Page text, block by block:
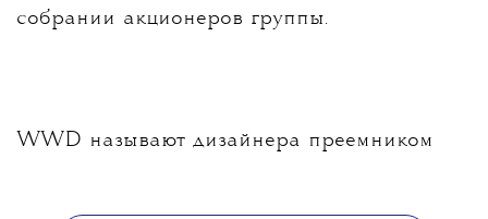
собрании акционеров группы.
WWD называют дизайнера преемником